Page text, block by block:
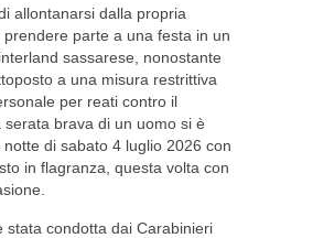
allontanarsi dalla propria
parte a una festa in un
sassarese, nonostante
a una misura restrittiva
per reati contro il
serata brava di un uomo si è
di sabato 4 luglio 2026 con
in flagranza, questa volta con
stata condotta dai Carabinieri